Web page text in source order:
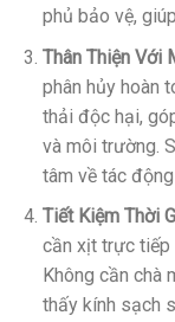
phủ bảo vệ,
Thân Thiện Với
phân hủy hoàn
thải độc hại,
và môi trường.
tâm về tác
Tiết Kiệm Thời
cần xịt trực tiếp
Không cần chà
thấy kính sạch